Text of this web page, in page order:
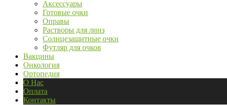
Аксессуары
Готовые очки
Оправы
Растворы для линз
Солнцезащитные очки
Футляр для очков
Вакцины
Онкология
Ортопедия
О Нас
Оплата
Контакты